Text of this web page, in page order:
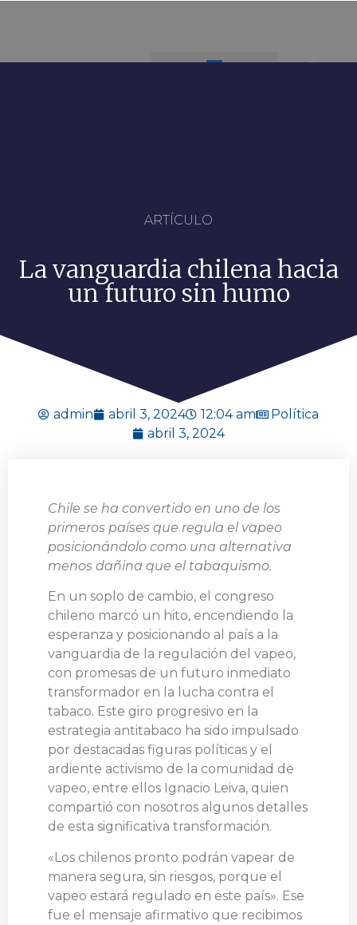
ARTÍCULO
La vanguardia chilena hacia
un futuro sin humo
admin abril 3, 2024 12:04 am
Política
abril 3, 2024
Chile se ha convertido en uno de los
primeros países que regula el vapeo
posicionándolo como una alternativa
menos dañina que el tabaquismo.
En un soplo de cambio, el congreso
chileno marcó un hito, encendiendo la
esperanza y posicionando al país a la
vanguardia de la regulación del vapeo,
con promesas de un futuro inmediato
transformador en la lucha contra el
tabaco. Este giro progresivo en la
estrategia antitabaco ha sido impulsado
por destacadas figuras políticas y el
ardiente activismo de la comunidad de
vapeo, entre ellos Ignacio Leiva, quien
compartió con nosotros algunos detalles
de esta significativa transformación.
«Los chilenos pronto podrán vapear de
manera segura, sin riesgos, porque el
vapeo estará regulado en este país». Ese
fue el mensaje afirmativo que recibimos